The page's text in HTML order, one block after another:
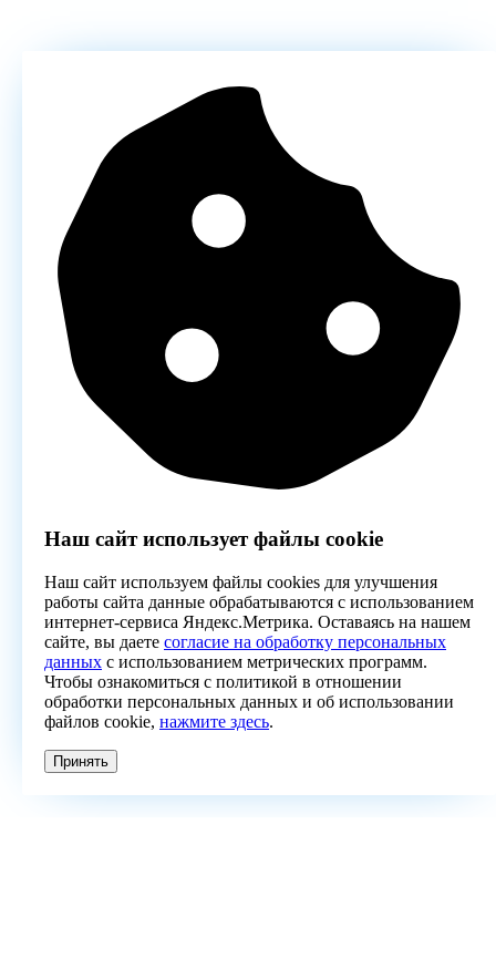
Наш сайт использует файлы cookie
Наш сайт используем файлы cookies для улучшения
работы сайта данные обрабатываются с использованием
интернет-сервиса Яндекс.Метрика. Оставаясь на нашем
сайте, вы даете согласие на обработку персональных
данных с использованием метрических программ.
Чтобы ознакомиться с политикой в отношении
обработки персональных данных и об использовании
файлов cookie, нажмите здесь.
Принять